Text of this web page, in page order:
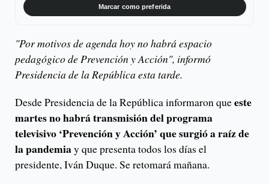
Marcar como preferida
"Por motivos de agenda hoy no habrá espacio
pedagógico de Prevención y Acción", informó
Presidencia de la República esta tarde.
Desde Presidencia de la República informaron queeste
martes no habrá transmisión del programa
televisivo ‘Prevención y Acción’ que surgió a raíz de
la pandemiay que presenta todos los días el
presidente, Iván Duque. Se retomará mañana.